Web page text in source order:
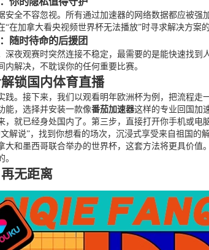
安全不容忽视。所有通过加速器的网络数据都应被
“在加拿大看央视频世界杯无法播放”时寻求解决方案
随时待命的后援团
深夜观赛时突然连接不稳定，最需要的是能快速找
内解决，不耽误你的任何重要比赛。
锁国内体育直播
践。接下来，我们以观看明年欧洲杯为例，把流程走一
能，选择并安装一款像番茄加速器这样的专业回国加
，就已经身处国内了。第三步，直接打开你手机或
解说”，找到你想看的场次，沉浸式享受来自祖国的解
大和墨西哥联合举办的世界杯，这套方法将更具价
无距离